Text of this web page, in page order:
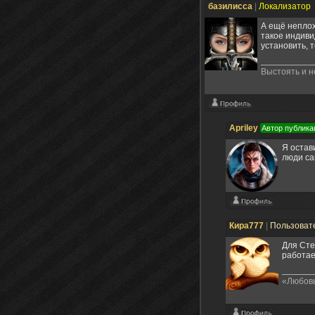
базилисса Локализатор
А ещё
такое
установить,
Выстоять и
Apriley Автор
Я
люди
Кира777
Для